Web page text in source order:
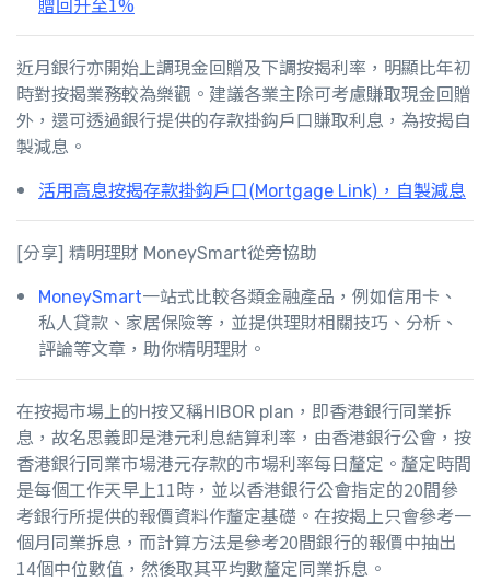
近月銀行亦開始上調現金回贈及下調按揭利率，明顯比年初
時對按揭業務較為樂觀。建議各業主除可考慮賺取現金回贈
外，還可透過銀行提供的存款掛鈎戶口賺取利息，為按揭自
製減息。
活用高息按揭存款掛鈎戶口(Mortgage Link)，自製減息
[分享] 精明理財 MoneySmart從旁協助
MoneySmart一站式比較各類金融產品，例如信用卡、
私人貸款、家居保險等，並提供理財相關技巧、分析、
評論等文章，助你精明理財。
在按揭市場上的H按又稱HIBOR plan，即香港銀行同業拆
息，故名思義即是港元利息結算利率，由香港銀行公會，按
香港銀行同業市場港元存款的市場利率每日釐定。釐定時間
是每個工作天早上11時，並以香港銀行公會指定的20間參
考銀行所提供的報價資料作釐定基礎。在按揭上只會參考一
個月同業拆息，而計算方法是參考20間銀行的報價中抽出
14個中位數值，然後取其平均數釐定同業拆息。